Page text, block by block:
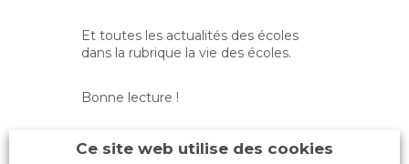
Et toutes les actualités des écoles
dans la rubrique la vie des écoles.
Bonne lecture !
Les Echos de l’AGERA n°46
Ce site web utilise des cookies